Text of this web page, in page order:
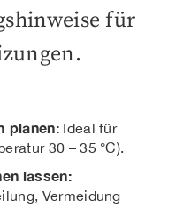
für
planen:Ideal für
30 – 35 °C).
lassen:
Vermeidung